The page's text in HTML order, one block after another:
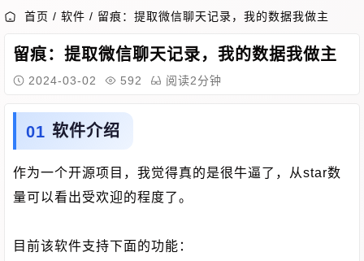
首页 / 软件 / 留痕：提取微信聊天记录，我的数据我做主
留痕：提取微信聊天记录，我的数据我做主
2024-03-02 592 阅读2分钟
软件介绍
作为一个开源项目，我觉得真的是很牛逼了，从star数
量可以看出受欢迎的程度了。
目前该软件支持下面的功能：